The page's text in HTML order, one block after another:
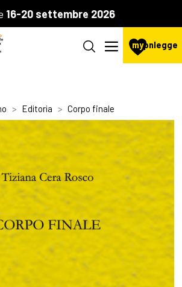
16-20 settembre 2026
mypnlegge
Editoria Corpo finale